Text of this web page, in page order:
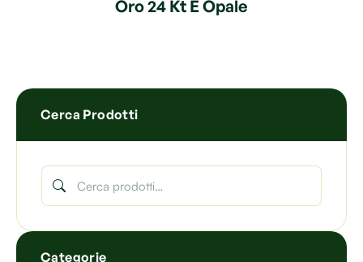
Cerca Prodotti
Categorie
Oro 24 Kt E Opale